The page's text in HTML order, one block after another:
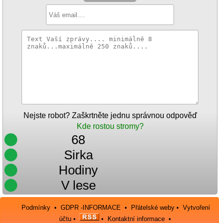
Nejste robot? Zaškrtněte jednu správnou odpověď
Kde rostou stromy?
68
Sirka
Hodiny
V lese
Podmínky •GDPR -INFORMACE • Přátelské weby •Vytvoření
účtu• • Kontaktní informace•